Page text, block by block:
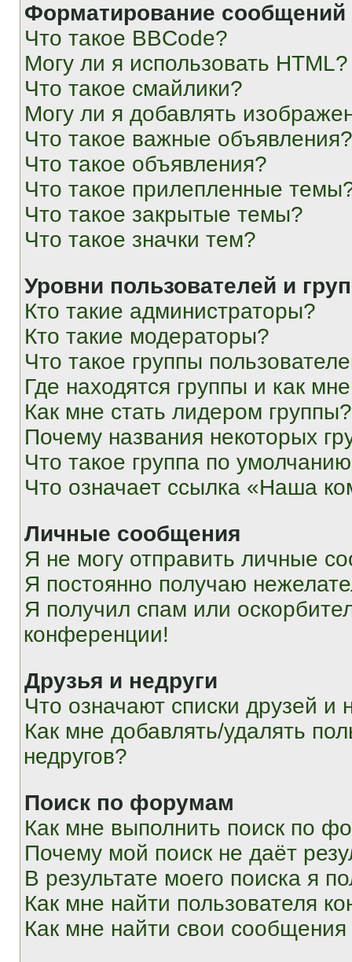
Форматирование
Что такое BBCode?
Могу ли я использовать HTML?
Что такое смайлики?
Могу ли я добавлять
Что такое важные объявления?
Что такое объявления?
Что такое прилепленные
Что такое закрытые темы?
Что такое значки тем?
Уровни пользователей и
Кто такие администраторы?
Кто такие модераторы?
Что такое группы
Где находятся группы и как
Как мне стать лидером группы?
Почему названия некоторых
Что такое группа по
Что означает ссылка «Наша
Личные сообщения
Я не могу отправить личные
Я постоянно получаю
Я получил спам или
конференции!
Друзья и недруги
Что означают списки друзей и
Как мне добавлять/удалять
недругов?
Поиск по форумам
Как мне выполнить поиск по
Почему мой поиск не даёт
В результате моего поиска я
Как мне найти пользователя
Как мне найти свои